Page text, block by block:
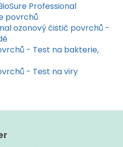
Professional
povrchů
ozonový čistič povrchů -
- Test na bakterie,
- Test na viry